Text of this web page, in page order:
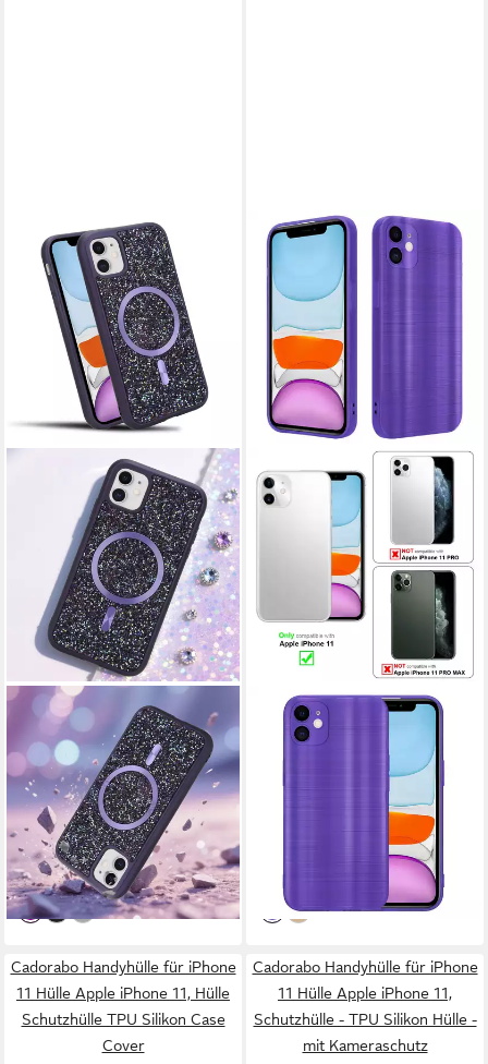
CADORABO
Handyhülle Apple iPhone 11,
Hülle Schutzhülle Case Cover
kompatibel mit Magsafe
Diamant Glitzer
13,99 € UVP18,99 €
-26%
lieferbar - in 3-4 Werktagen bei dir
CADORABO
Handyhülle für iPhone 11
Hülle Apple iPhone 11,
Schutzhülle - TPU Silikon
Hülle - im Brushed Design
lieferbar - in 3-4 Werktagen bei dir
Cadorabo Handyhülle für iPhone
11 Hülle Apple iPhone 11, Hülle
Schutzhülle TPU Silikon Case
Cover
Cadorabo Handyhülle für iPhone
11 Hülle Apple iPhone 11,
Schutzhülle - TPU Silikon Hülle -
mit Kameraschutz